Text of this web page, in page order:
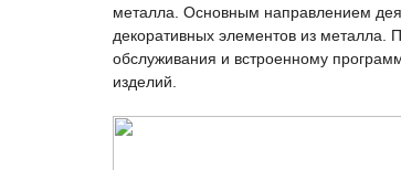
металла. Основным направлением
декоративных элементов из металла.
обслуживания и встроенному
изделий.